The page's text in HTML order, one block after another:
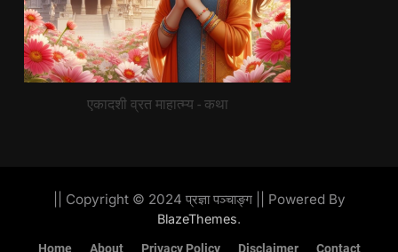
एकादशी व्रत माहात्म्य - कथा
|| Copyright © 2024 प्रज्ञा पञ्चाङ्ग || Powered By
BlazeThemes.